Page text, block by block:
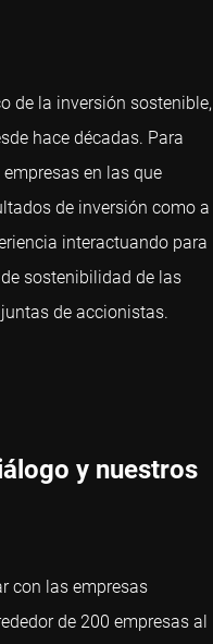
de la inversión sostenible,
hace décadas. Para
en las que
de inversión como a
interactuando para
sostenibilidad de las
de accionistas.
y nuestros
con las empresas
de 200 empresas al